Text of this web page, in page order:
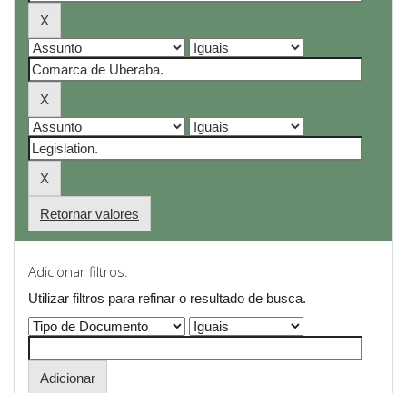
Retornar valores
Adicionar filtros:
Utilizar filtros para refinar o resultado de busca.